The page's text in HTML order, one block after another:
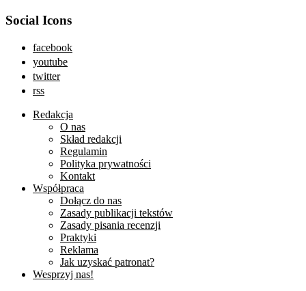
Social Icons
facebook
youtube
twitter
rss
Redakcja
O nas
Skład redakcji
Regulamin
Polityka prywatności
Kontakt
Współpraca
Dołącz do nas
Zasady publikacji tekstów
Zasady pisania recenzji
Praktyki
Reklama
Jak uzyskać patronat?
Wesprzyj nas!